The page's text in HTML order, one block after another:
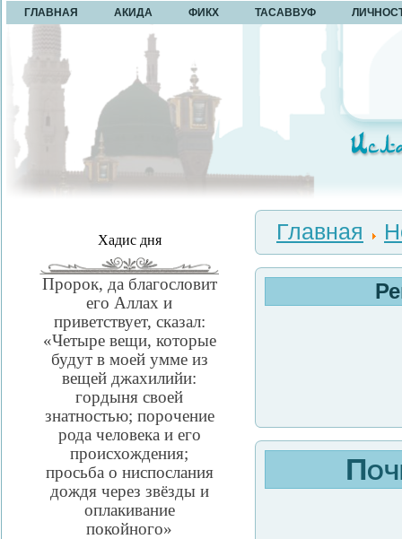
ГЛАВНАЯ АКИДА ФИКХ ТАСАВВУФ
Хадис дня
Пророк, да благословит
его Аллах и
приветствует, сказал:
«Четыре вещи, которые
будут в моей умме из
вещей джахилийи:
гордыня своей
знатностью; порочение
рода человека и его
происхождения;
просьба о ниспослания
дождя через звёзды и
оплакивание
покойного»
Главная